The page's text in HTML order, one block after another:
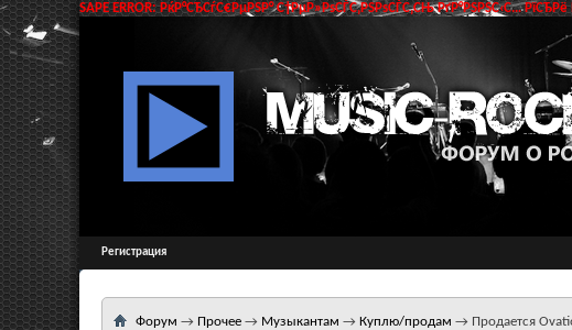
SAPE ERROR: РќР°СЂСѓС€РµРЅР° С†РµР»РѕСЃС‚РЅРѕСЃС‚СЊ РґР°РЅРЅС‹С…
Регистрация
Форум → Прочее → Музыкантам → Куплю/продам → Продается